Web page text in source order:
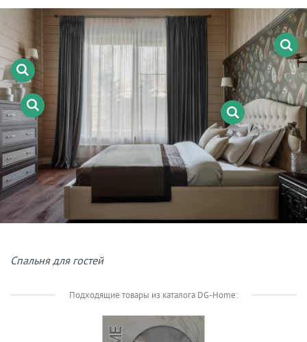
Спальня для гостей
Подходящие товары из каталога DG-Home: